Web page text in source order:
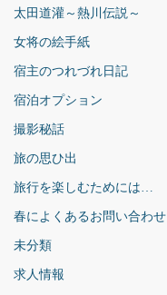
太田道灌～熱川伝説～
女将の絵手紙
宿主のつれづれ日記
宿泊オプション
撮影秘話
旅の思ひ出
旅行を楽しむためには…
春によくあるお問い合わせ
未分類
求人情報